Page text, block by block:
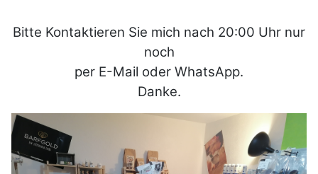
Bitte Kontaktieren Sie mich nach 20:00 Uhr nur
noch
per E-Mail oder WhatsApp.
Danke.